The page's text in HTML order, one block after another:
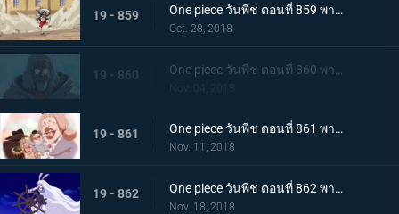
19 - 859 One piece วันพีช ตอนที่ 859 พากย์ไทย ชิฟฟ่อน! ผู้ต่อต้าน แผนการยิ่งใหญ่ในการลำเลียงเค้กของซันจิ
Oct. 28, 2018
19 - 860
Nov. 04, 2018
19 - 861 One piece วันพีช ตอนที่ 861 พากย์ไทย เค้กกำลังจม! ซันจิและเบจในศึกหนีตาย!
Nov. 11, 2018
19 - 862 One piece วันพีช ตอนที่ 862 พากย์ไทย ซูลอง! การกลายร่างครั้งใหญ๋ที่แสนพิศวงของแครอท
Nov. 18, 2018